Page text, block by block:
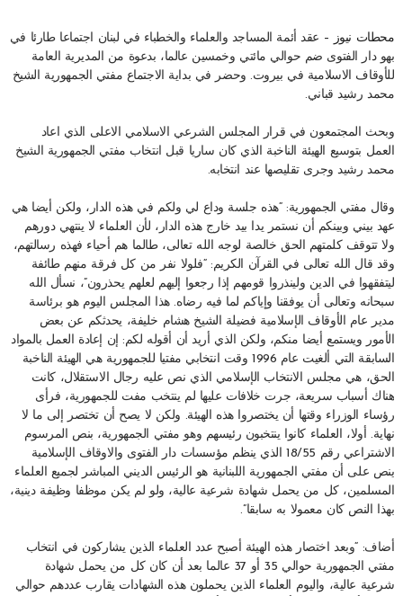
محطات نيوز – عقد أئمة المساجد والعلماء والخطباء في لبنان اجتماعا طارئا في
بهو دار الفتوى ضم حوالي مائتي وخمسين عالما، بدعوة من المديرية العامة
للأوقاف الاسلامية في بيروت. وحضر في بداية الاجتماع مفتي الجمهورية الشيخ
محمد رشيد قباني.
وبحث المجتمعون في قرار المجلس الشرعي الاسلامي الاعلى الذي اعاد
العمل بتوسيع الهيئة الناخبة الذي كان ساريا قبل انتخاب مفتي الجمهورية الشيخ
محمد رشيد وجرى تقليصها عند انتخابه.
وقال مفتي الجمهورية: “هذه جلسة وداع لي ولكم في هذه الدار، ولكن أيضا هي
عهد بيني وبينكم أن نستمر يدا بيد خارج هذه الدار، لأن العلماء لا ينتهي دورهم
ولا تتوقف كلمتهم الحق خالصة لوجه الله تعالى، طالما هم أحياء فهذه رسالتهم،
وقد قال الله تعالى في القرآن الكريم: “فلولا نفر من كل فرقة منهم طائفة
ليتفقهوا في الدين ولينذروا قومهم إذا رجعوا إليهم لعلهم يحذرون”، نسأل الله
سبحانه وتعالى أن يوفقنا وإياكم لما فيه رضاه. هذا المجلس اليوم هو برئاسة
مدير عام الأوقاف الإسلامية فضيلة الشيخ هشام خليفة، يحدثكم عن بعض
الأمور ويستمع أيضا منكم، ولكن الذي أريد أن أقوله لكم: إن إعادة العمل بالمواد
السابقة التي ألغيت عام 1996 وقت انتخابي مفتيا للجمهورية هي الهيئة الناخبة
الحق، هي مجلس الانتخاب الإسلامي الذي نص عليه رجال الاستقلال، كانت
هناك أسباب سريعة، جرت خلافات عليها لم ينتخب مفت للجمهورية، فرأى
رؤساء الوزراء وقتها أن يختصروا هذه الهيئة. ولكن لا يصح أن تختصر إلى ما لا
نهاية. أولا، العلماء كانوا ينتخبون رئيسهم وهو مفتي الجمهورية، بنص المرسوم
الاشتراعي رقم 18/55 الذي ينظم مؤسسات دار الفتوى والاوقاف الإسلامية
ينص على أن مفتي الجمهورية اللبنانية هو الرئيس الديني المباشر لجميع العلماء
المسلمين، كل من يحمل شهادة شرعية عالية، ولو لم يكن موظفا وظيفة دينية،
بهذا النص كان معمولا به سابقا”.
أضاف: “وبعد اختصار هذه الهيئة أصبح عدد العلماء الذين يشاركون في انتخاب
مفتي الجمهورية حوالي 35 أو 37 عالما بعد أن كان كل من يحمل شهادة
شرعية عالية، واليوم العلماء الذين يحملون هذه الشهادات يقارب عددهم حوالي